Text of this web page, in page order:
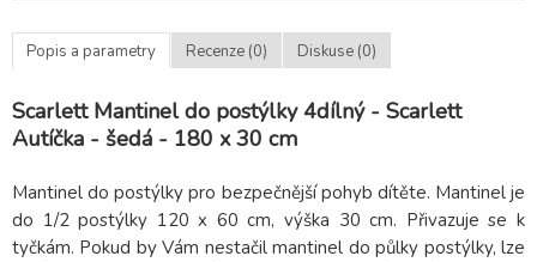
Popis a parametry Recenze (0) Diskuse (0)
Scarlett Mantinel do postýlky 4dílný - Scarlett
Autíčka - šedá - 180 x 30 cm
Mantinel do postýlky pro bezpečnější pohyb dítěte. Mantinel je
do 1/2 postýlky 120 x 60 cm, výška 30 cm. Přivazuje se k
tyčkám. Pokud by Vám nestačil mantinel do půlky postýlky, lze